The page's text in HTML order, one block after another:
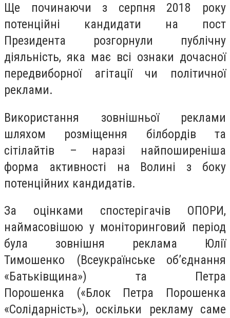
Ще починаючи з серпня 2018 року
потенційні кандидати на пост
Президента розгорнули публічну
діяльність, яка має всі ознаки дочасної
передвиборної агітації чи політичної
реклами.
Використання зовнішньої реклами
шляхом розміщення білбордів та
сітілайтів – наразі найпоширеніша
форма активності на Волині з боку
потенційних кандидатів.
За оцінками спостерігачів ОПОРИ,
наймасовішою у моніторинговий період
була зовнішня реклама Юлії
Тимошенко (Всеукраїнське об’єднання
«Батьківщина») та Петра
Порошенка («Блок Петра Порошенка
«Солідарність»), оскільки рекламу саме